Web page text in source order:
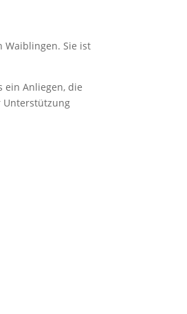
Waiblingen. Sie ist
ein Anliegen, die
Unterstützung